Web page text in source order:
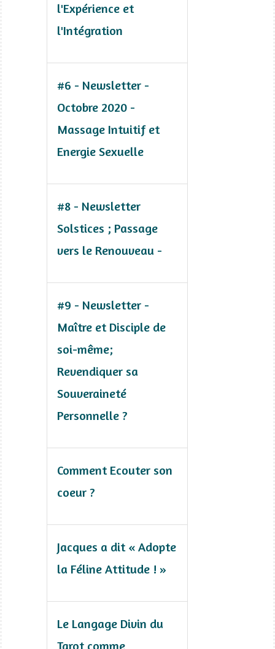
l'Expérience et
l'Intégration
#6 - Newsletter -
Octobre 2020 -
Massage Intuitif et
Energie Sexuelle
#8 - Newsletter
Solstices ; Passage
vers le Renouveau -
#9 - Newsletter -
Maître et Disciple de
soi-même;
Revendiquer sa
Souveraineté
Personnelle ?
Comment Ecouter son
coeur ?
Jacques a dit « Adopte
la Féline Attitude ! »
Le Langage Divin du
Tarot comme